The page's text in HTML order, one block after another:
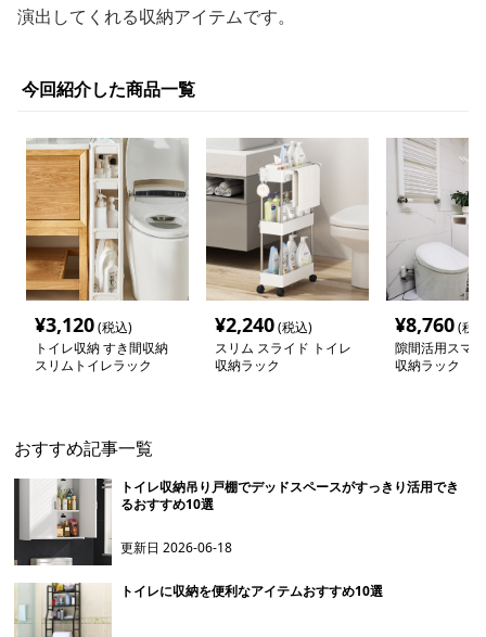
演出してくれる収納アイテムです。
今回紹介した商品一覧
¥3,120(税込)
トイレ収納 すき間収納
スリムトイレラック
¥2,240(税込)
スリム スライド トイレ
収納ラック
¥8,760(税
隙間活用スマ
収納ラック
おすすめ記事一覧
トイレ収納吊り戸棚でデッドスペースがすっきり活用でき
るおすすめ10選
更新日2026-06-18
トイレに収納を便利なアイテムおすすめ10選